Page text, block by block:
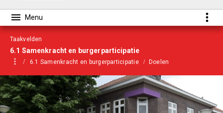
Taakvelden
6.1 Samenkracht en burgerparticipatie
6.1 Samenkracht en burgerparticipatie Doelen